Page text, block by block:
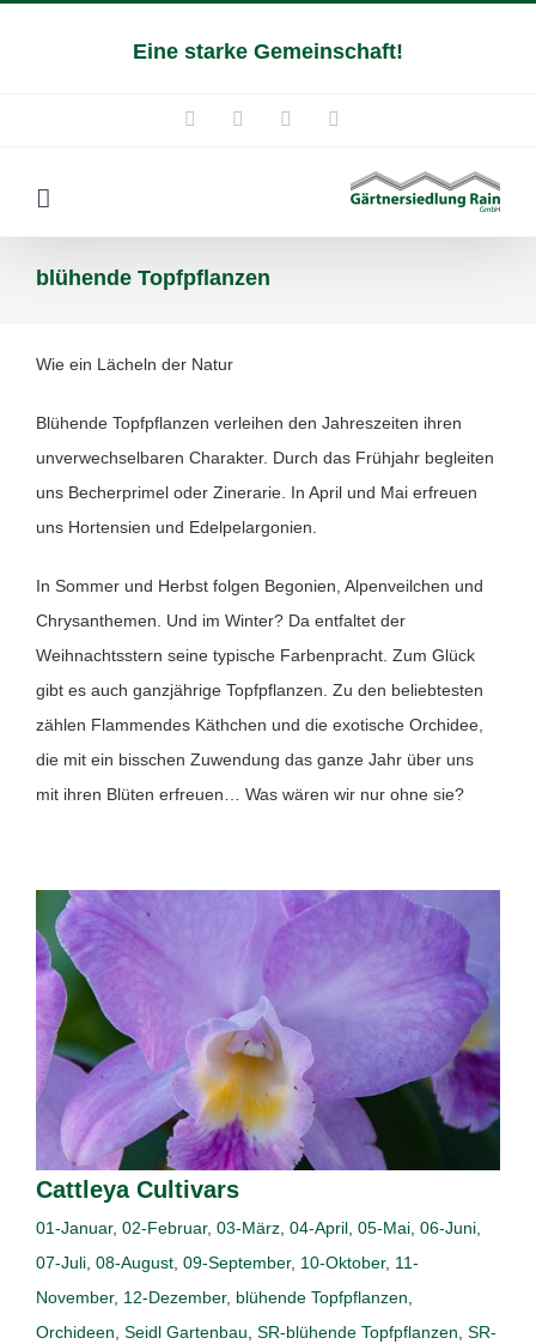
Eine starke Gemeinschaft!
InstagramFacebookYouTube
blühende Topfpflanzen
Wie ein Lächeln der Natur
Blühende Topfpflanzen verleihen den Jahreszeiten ihren
unverwechselbaren Charakter. Durch das Frühjahr begleiten
uns Becherprimel oder Zinerarie. In April und Mai erfreuen
uns Hortensien und Edelpelargonien.
In Sommer und Herbst folgen Begonien, Alpenveilchen und
Chrysanthemen. Und im Winter? Da entfaltet der
Weihnachtsstern seine typische Farbenpracht. Zum Glück
gibt es auch ganzjährige Topfpflanzen. Zu den beliebtesten
zählen Flammendes Käthchen und die exotische Orchidee,
die mit ein bisschen Zuwendung das ganze Jahr über uns
mit ihren Blüten erfreuen… Was wären wir nur ohne sie?
Cattleya Cultivars
01-Januar, 02-Februar, 03-März, 04-April, 05-Mai, 06-Juni,
07-Juli, 08-August, 09-September, 10-Oktober, 11-
November, 12-Dezember, blühende Topfpflanzen,
Orchideen, Seidl Gartenbau, SR-blühende Topfpflanzen, SR-